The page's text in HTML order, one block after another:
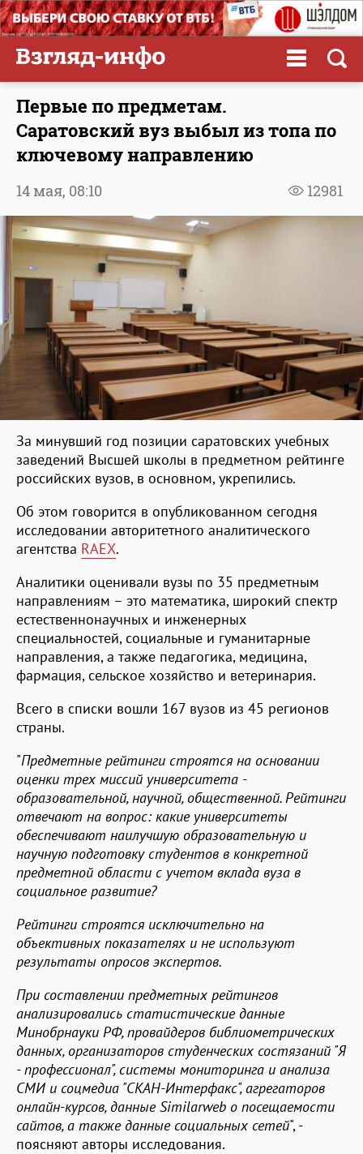
Первые по предметам.
Саратовский вуз выбыл из топа по
ключевому направлению
12981
14 мая, 08:10
За минувший год позиции саратовских учебных
заведений Высшей школы в предметном рейтинге
российских вузов, в основном, укрепились.
Об этом говорится в опубликованном сегодня
исследовании авторитетного аналитического
агентства RAEX.
Аналитики оценивали вузы по 35 предметным
направлениям – это математика, широкий спектр
естественнонаучных и инженерных
специальностей, социальные и гуманитарные
направления, а также педагогика, медицина,
фармация, сельское хозяйство и ветеринария.
Всего в списки вошли 167 вузов из 45 регионов
страны.
"Предметные рейтинги строятся на основании
оценки трех миссий университета -
образовательной, научной, общественной. Рейтинги
отвечают на вопрос: какие университеты
обеспечивают наилучшую образовательную и
научную подготовку студентов в конкретной
предметной области с учетом вклада вуза в
социальное развитие?
Рейтинги строятся исключительно на
объективных показателях и не используют
результаты опросов экспертов.
При составлении предметных рейтингов
анализировались статистические данные
Минобрнауки РФ, провайдеров библиометрических
данных, организаторов студенческих состязаний "Я
- профессионал", системы мониторинга и анализа
СМИ и соцмедиа "СКАН-Интерфакс", агрегаторов
онлайн-курсов, данные Similarweb о посещаемости
сайтов, а также данные социальных сетей", -
поясняют авторы исследования.